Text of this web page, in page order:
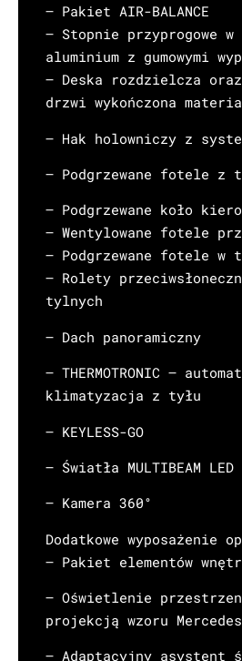
– Pakiet AIR-BALANCE
– Stopnie przyprogowe
aluminium z gumowymi
– Deska rozdzielcza
drzwi wykończona
– Hak holowniczy z
– Podgrzewane fotele z
– Podgrzewane koło
– Wentylowane fotele
– Podgrzewane fotele w
– Rolety
tylnych
– Dach panoramiczny
– THERMOTRONIC –
klimatyzacja z tyłu
– KEYLESS-GO
– Światła MULTIBEAM LED
– Kamera 360°
Dodatkowe wyposażenie
– Pakiet elementów
– Oświetlenie
projekcją wzoru
– Adaptacyjny asystent